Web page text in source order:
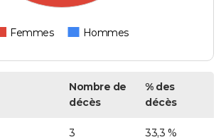
Femmes Hommes
Nombre de
décès
% des
décès
3 33,3 %